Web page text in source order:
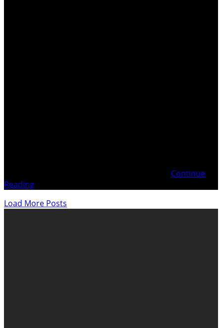
Continue
Reading
Load More Posts